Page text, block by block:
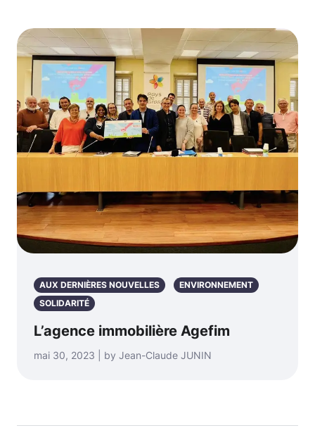
AUX DERNIÈRES NOUVELLES
ENVIRONNEMENT
SOLIDARITÉ
L’agence immobilière Agefim
mai 30, 2023 | by Jean-Claude JUNIN